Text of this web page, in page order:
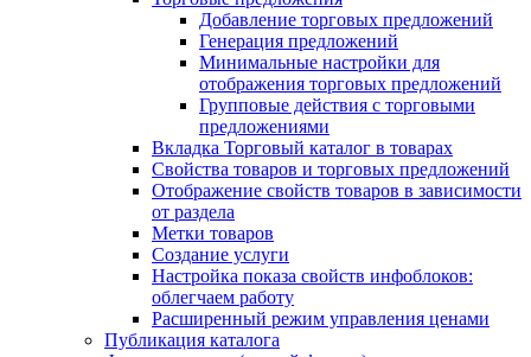
Добавление торговых предложений
Генерация предложений
Минимальные настройки для
отображения торговых предложений
Групповые действия с торговыми
предложениями
Вкладка Торговый каталог в товарах
Свойства товаров и торговых предложений
Отображение свойств товаров в зависимости
от раздела
Метки товаров
Создание услуги
Настройка показа свойств инфоблоков:
облегчаем работу
Расширенный режим управления ценами
Публикация каталога